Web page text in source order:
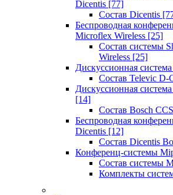
Dicentis [77]
Состав Dicentis
Беспроводная
Microflex Wireless [25]
Состав системы
Wireless [25]
Дискуссионная
Состав Televic D-
Дискуссионная
[14]
Состав Bosch
Беспроводная
Dicentis [12]
Состав Dicentis
Конференц-системы
Состав системы
Комплекты